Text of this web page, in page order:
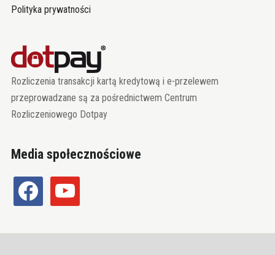
Polityka prywatności
Rozliczenia transakcji kartą kredytową i e-przelewem
przeprowadzane są za pośrednictwem Centrum
Rozliczeniowego Dotpay
Media społecznościowe
facebook youtube